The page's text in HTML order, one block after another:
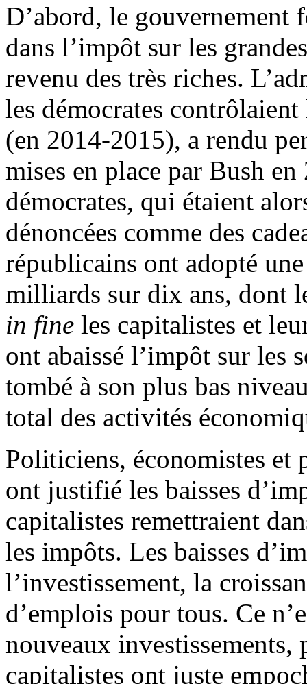
D’abord, le gouvernement
dans l’impôt sur les
revenu des très riches.
les démocrates
(en 2014-2015), a rendu
mises en place par Bush
démocrates, qui étaient
dénoncées comme des
républicains ont adopté
milliards sur dix ans, dont
in fine les capitalistes et
ont abaissé l’impôt sur les
tombé à son plus bas
total des activités
Politiciens, économistes et
ont justifié les baisses
capitalistes remettraient
les impôts. Les baisses
l’investissement, la
d’emplois pour tous. Ce
nouveaux investissements,
capitalistes ont juste